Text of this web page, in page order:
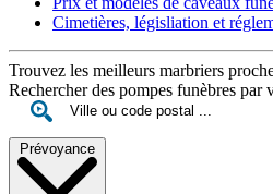
Cimetières, législiation et
Trouvez les meilleurs marbriers
Rechercher des pompes funèbres par
Prévoyance